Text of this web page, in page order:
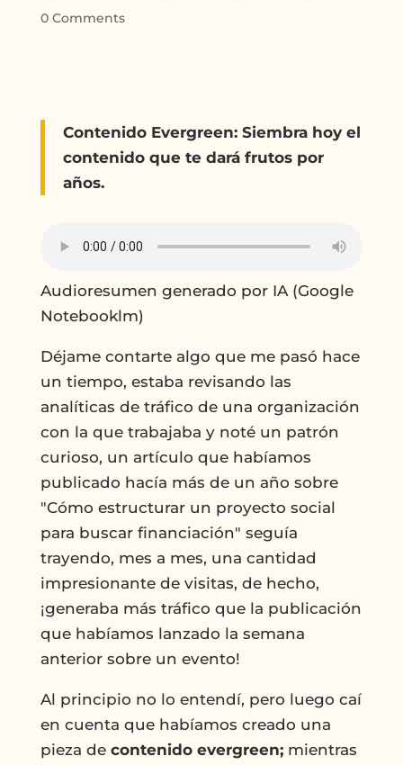
0 Comments
Contenido Evergreen: Siembra hoy el
contenido que te dará frutos por
años.
Audioresumen generado por IA (Google
Notebooklm)
Déjame contarte algo que me pasó hace
un tiempo, estaba revisando las
analíticas de tráfico de una organización
con la que trabajaba y noté un patrón
curioso, un artículo que habíamos
publicado hacía más de un año sobre
"Cómo estructurar un proyecto social
para buscar financiación" seguía
trayendo, mes a mes, una cantidad
impresionante de visitas, de hecho,
¡generaba más tráfico que la publicación
que habíamos lanzado la semana
anterior sobre un evento!
Al principio no lo entendí, pero luego caí
en cuenta que habíamos creado una
pieza de contenido evergreen;mientras